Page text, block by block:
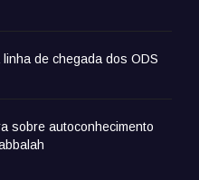
de chegada dos ODS
sobre autoconhecimento